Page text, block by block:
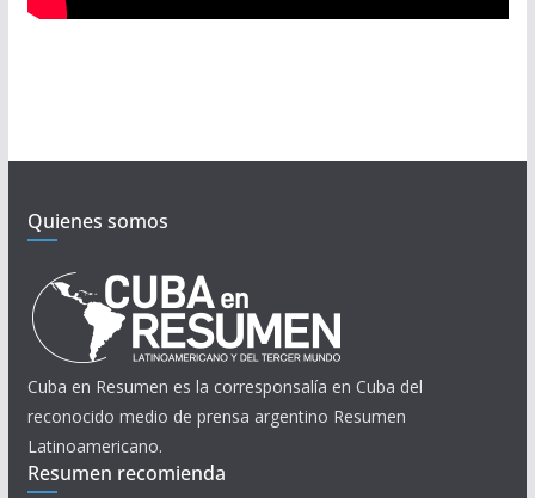
Quienes somos
Cuba en Resumen es la corresponsalía en Cuba del
reconocido medio de prensa argentino Resumen
Latinoamericano.
Resumen recomienda